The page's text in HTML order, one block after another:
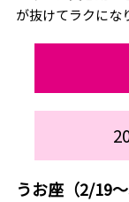
が抜けてラクにな
うお座（2/19～